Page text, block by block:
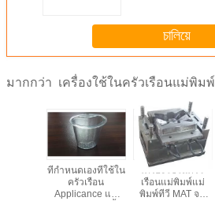
চালিয়ে
มากกว่า เครื่องใช้ในครัวเรือนแม่พิมพ์
ที่กำหนดเองที่ใช้ใน
ครัวเรือน
Applicance แม่
เครื่องใช้ในครัว
เรือนแม่พิมพ์แม่
พิมพ์ทีวี MAT จบ